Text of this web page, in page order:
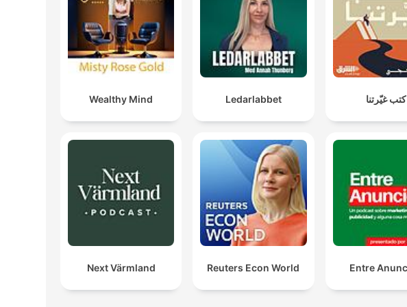
Wealthy Mind Ledarlabbet كتب غيّرتنا
Next Värmland Reuters Econ World Entre